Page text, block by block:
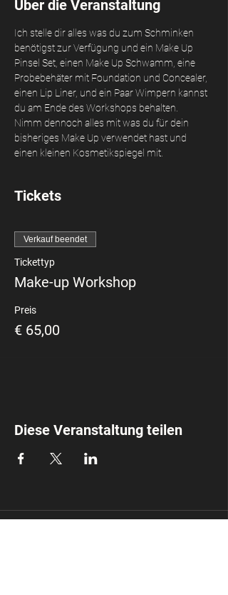
Über die Veranstaltung
Ich stelle dir alles was du zum Schminken
benötigst zur Verfügung und ein Make Up
Pinsel Set, einen Make Up Schwamm, eine
Probebehäter mit Foundation und Concealer,
einen Lip Liner, und ein Paar Wimpern kannst
du am Ende des Workshops behalten.
Nimm dennoch alles mit was du für dein
bisheriges Make Up verwendet hast und
einen kleinen Kosmetikspiegel mit.
Tickets
Verkauf beendet
Tickettyp
Make-up Workshop
Preis
€ 65,00
Diese Veranstaltung teilen